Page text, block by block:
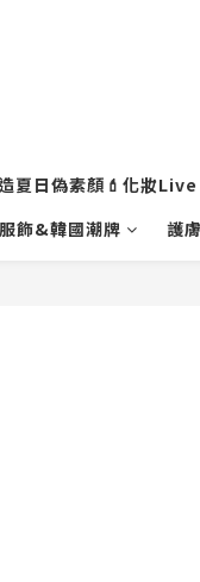
夏日偽素顏💄化妝Live
飾&韓國潮牌
護